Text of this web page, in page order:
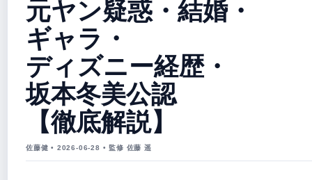
元ヤン疑惑・結婚・
ギャラ・
ディズニー経歴・
坂本冬美公認
【徹底解説】
佐藤健 • 2026-06-28 • 監修 佐藤 遥